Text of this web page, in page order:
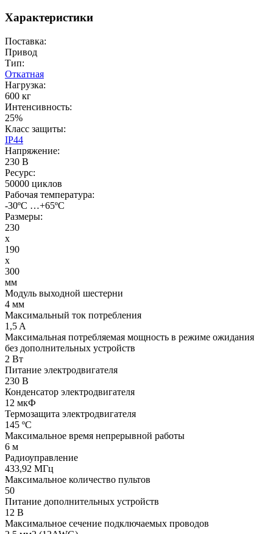
Характеристики
Поставка:
Привод
Тип:
Откатная
Нагрузка:
600 кг
Интенсивность:
25%
Класс защиты:
IP44
Напряжение:
230 В
Ресурс:
50000 циклов
Рабочая температура:
-30ºС …+65ºС
Размеры:
230
x
190
x
300
мм
Модуль выходной шестерни
4 мм
Максимальный ток потребления
1,5 A
Максимальная потребляемая мощность в режиме ожидания
без дополнительных устройств
2 Вт
Питание электродвигателя
230 В
Конденсатор электродвигателя
12 мкФ
Термозащита электродвигателя
145 ºС
Максимальное время непрерывной работы
6 м
Радиоуправление
433,92 МГц
Максимальное количество пультов
50
Питание дополнительных устройств
12 В
Максимальное сечение подключаемых проводов